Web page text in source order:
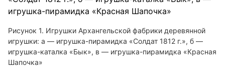
Рисунок 1. Игрушки Архангельской фабрики деревянной
игрушки: а — игрушка-пирамидка «Солдат 1812 г.», б —
игрушка-каталка «Бык», в — игрушка-пирамидка «Красная
Шапочка»